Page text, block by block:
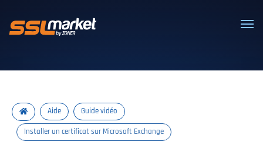
Certificats SSL/TLS de confiance
Aide Guide vidéo
Installer un certificat sur Microsoft Exchange